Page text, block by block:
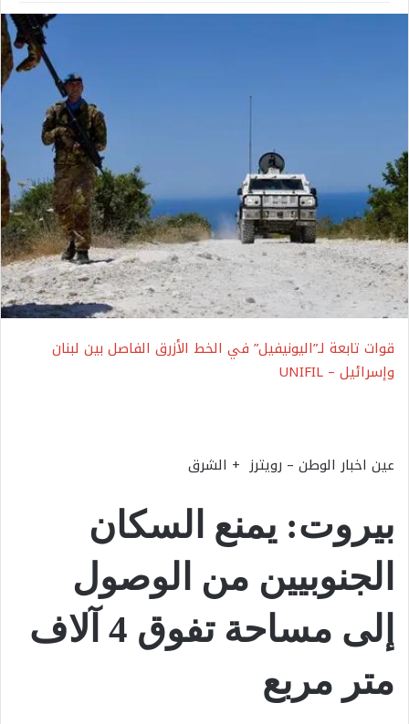
قوات تابعة لـ”اليونيفيل” في الخط الأزرق الفاصل بين لبنان
وإسرائيل – UNIFIL
عين اخبار الوطن – رويترز + الشرق
بيروت: يمنع السكان
الجنوبيين من الوصول
إلى مساحة تفوق 4 آلاف
متر مربع